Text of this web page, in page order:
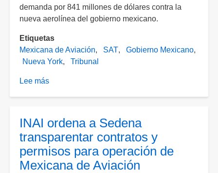
demanda por 841 millones de dólares contra la
nueva aerolínea del gobierno mexicano.
Etiquetas
Mexicana de Aviación
SAT
Gobierno Mexicano
Nueva York
Tribunal
Lee más
aire:
millonaria
demanda
en
INAI ordena a Sedena
transparentar contratos y
permisos para operación de
Mexicana de Aviación